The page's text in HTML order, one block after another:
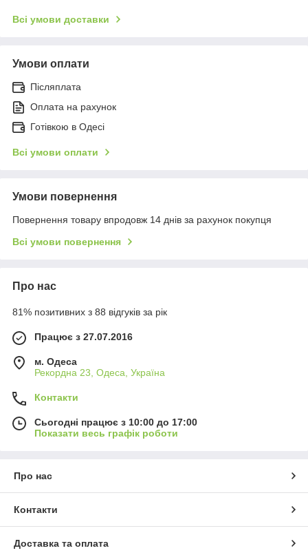
Всі умови доставки
Умови оплати
Післяплата
Оплата на рахунок
Готівкою в Одесі
Всі умови оплати
Умови повернення
Повернення товару впродовж 14 днів за рахунок покупця
Всі умови повернення
Про нас
81% позитивних з 88 відгуків за рік
Працює з 27.07.2016
м. Одеса
Рекордна 23, Одеса, Україна
Контакти
Сьогодні працює з 10:00 до 17:00
Показати весь графік роботи
Про нас
Контакти
Доставка та оплата